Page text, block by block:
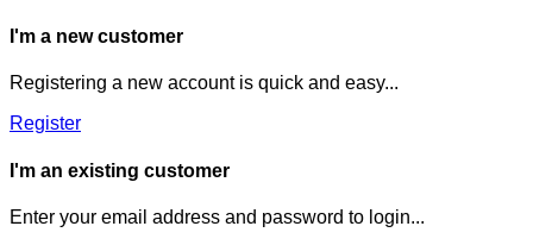
I'm a new customer
Registering a new account is quick and easy...
Register
I'm an existing customer
Enter your email address and password to login...